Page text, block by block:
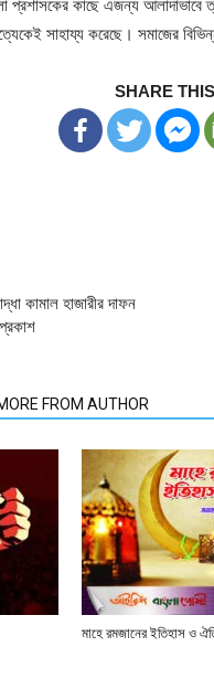
কাছে এজন্য আলাদাভাবে
সাহায্য করেছে। সমাজের
SHARE
কামাল হাজারীর দাফন
FROM AUTHOR
মাহে রমজানের ইতিহাস ও